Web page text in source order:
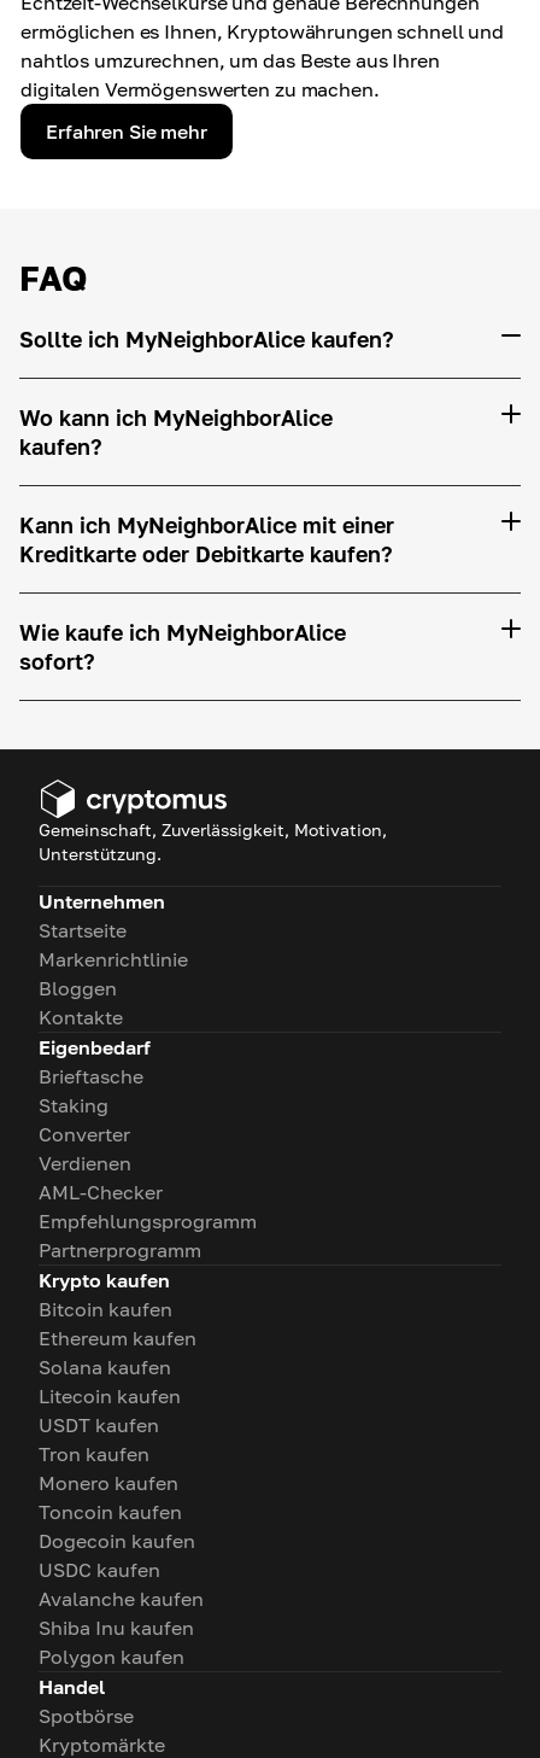
ermöglichen es Ihnen, Kryptowährungen schnell und
nahtlos umzurechnen, um das Beste aus Ihren
digitalen Vermögenswerten zu machen.
Erfahren Sie mehr
FAQ
Sollte ich MyNeighborAlice kaufen?
Wo kann ich MyNeighborAlice
kaufen?
Kann ich MyNeighborAlice mit einer
Kreditkarte oder Debitkarte kaufen?
Wie kaufe ich MyNeighborAlice
sofort?
Gemeinschaft, Zuverlässigkeit, Motivation,
Unterstützung.
Unternehmen
Startseite
Markenrichtlinie
Bloggen
Kontakte
Eigenbedarf
Brieftasche
Staking
Converter
Verdienen
AML-Checker
Empfehlungsprogramm
Partnerprogramm
Krypto kaufen
Bitcoin kaufen
Ethereum kaufen
Solana kaufen
Litecoin kaufen
USDT kaufen
Tron kaufen
Monero kaufen
Toncoin kaufen
Dogecoin kaufen
USDC kaufen
Avalanche kaufen
Shiba Inu kaufen
Polygon kaufen
Handel
Spotbörse
Kryptomärkte